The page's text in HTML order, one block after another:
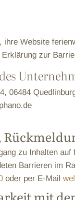
Website
zur
06484
zu Inhalten
Barrieren im
oder per E-Mail